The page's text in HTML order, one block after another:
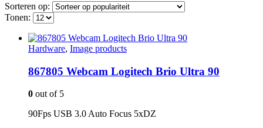
Sorteren op:
Tonen:
Hardware, Image products
867805 Webcam Logitech Brio Ultra 90
0 out of 5
90Fps USB 3.0 Auto Focus 5xDZ